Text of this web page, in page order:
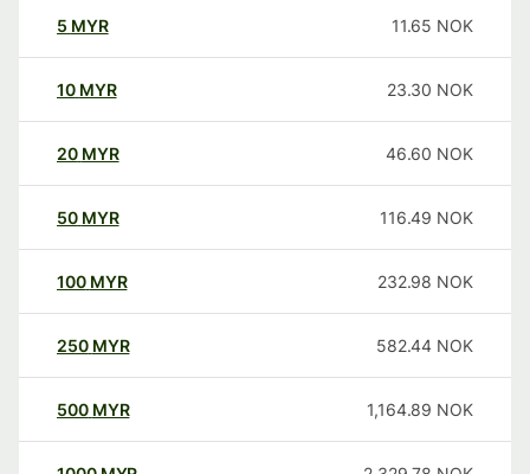
5 MYR 11.65 NOK
10 MYR 23.30 NOK
20 MYR 46.60 NOK
50 MYR 116.49 NOK
100 MYR 232.98 NOK
250 MYR 582.44 NOK
500 MYR 1,164.89 NOK